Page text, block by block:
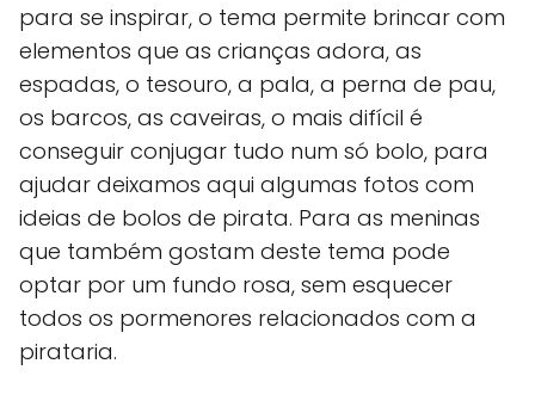
para se inspirar, o tema permite brincar com
elementos que as crianças adora, as
espadas, o tesouro, a pala, a perna de pau,
os barcos, as caveiras, o mais difícil é
conseguir conjugar tudo num só bolo, para
ajudar deixamos aqui algumas fotos com
ideias de bolos de pirata. Para as meninas
que também gostam deste tema pode
optar por um fundo rosa, sem esquecer
todos os pormenores relacionados com a
pirataria.